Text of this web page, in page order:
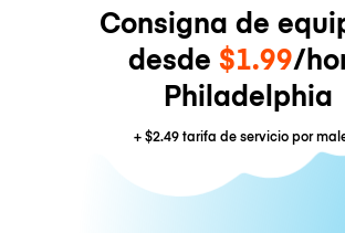
Consigna de
desde $1.99/
Philadelphia
+$2.49tarifa de servicio por